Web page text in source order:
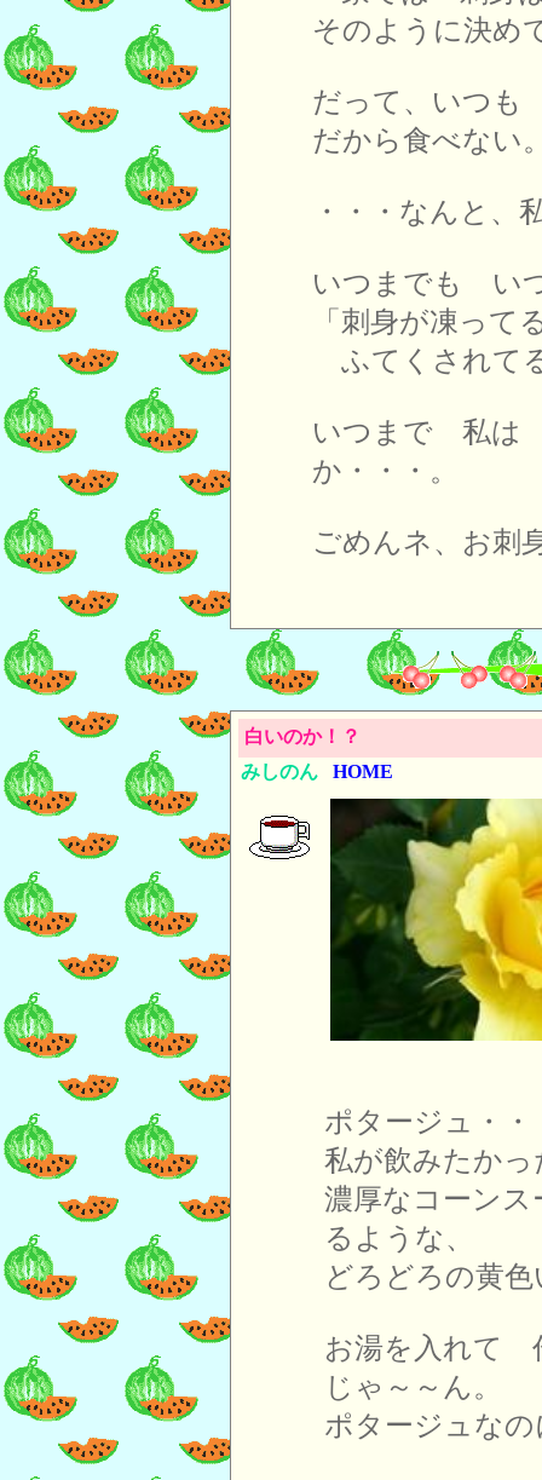
そのように決め
だって、いつ
だから食べない
・・・なんと、
いつまでも い
「刺身が凍って
ふてくされて
いつまで 私は
か・・・。
ごめんネ、お刺
白いのか！？
みしのん
HOME
ポタージュ・・
私が飲みたかっ
濃厚なコーン
るような、
どろどろの黄
お湯を入れて
じゃ～～ん。
ポタージュな